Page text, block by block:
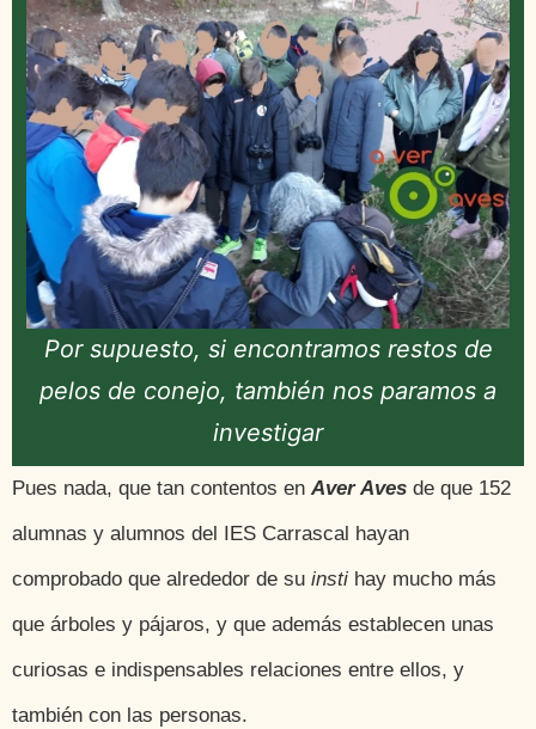
Por supuesto, si encontramos restos de
pelos de conejo, también nos paramos a
investigar
Pues nada, que tan contentos en Aver Aves de que 152
alumnas y alumnos del IES Carrascal hayan
comprobado que alrededor de su insti hay mucho más
que árboles y pájaros, y que además establecen unas
curiosas e indispensables relaciones entre ellos, y
también con las personas.